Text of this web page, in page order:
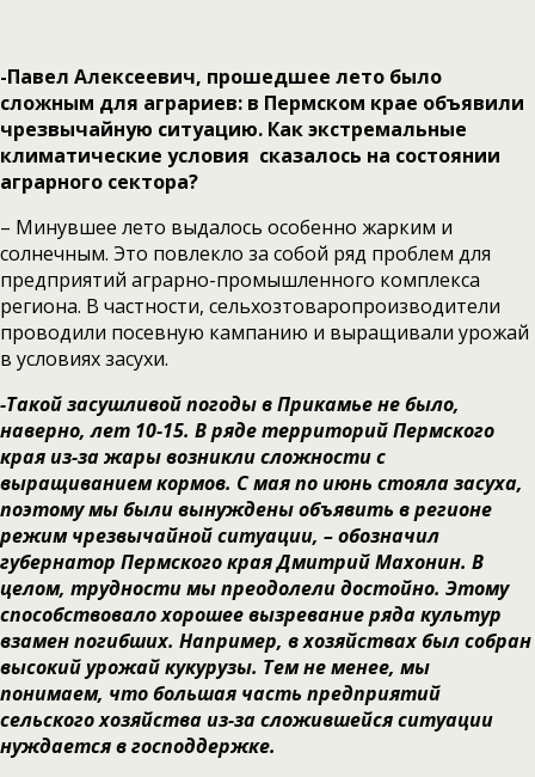
-Павел Алексеевич, прошедшее лето было
сложным для аграриев: в Пермском крае объявили
чрезвычайную ситуацию. Как экстремальные
климатические условия сказалось на состоянии
аграрного сектора?
– Минувшее лето выдалось особенно жарким и
солнечным. Это повлекло за собой ряд проблем для
предприятий аграрно-промышленного комплекса
региона. В частности, сельхозтоваропроизводители
проводили посевную кампанию и выращивали урожай
в условиях засухи.
-Такой засушливой погоды в Прикамье не было,
наверно, лет 10-15. В ряде территорий Пермского
края из-за жары возникли сложности с
выращиванием кормов. С мая по июнь стояла засуха,
поэтому мы были вынуждены объявить в регионе
режим чрезвычайной ситуации, – обозначил
губернатор Пермского края Дмитрий Махонин. В
целом, трудности мы преодолели достойно. Этому
способствовало хорошее вызревание ряда культур
взамен погибших. Например, в хозяйствах был собран
высокий урожай кукурузы. Тем не менее, мы
понимаем, что большая часть предприятий
сельского хозяйства из-за сложившейся ситуации
нуждается в господдержке.